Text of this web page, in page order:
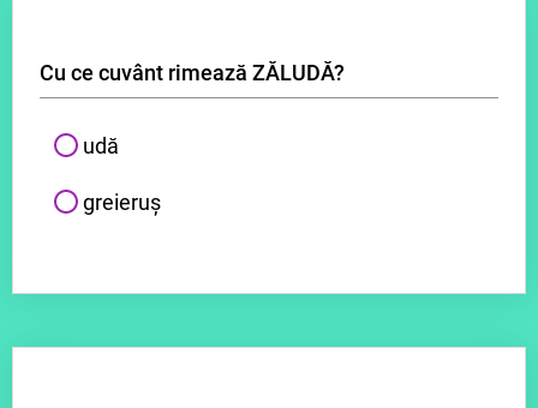
Cu ce cuvânt rimează ZĂLUDĂ?
udă
greieruș